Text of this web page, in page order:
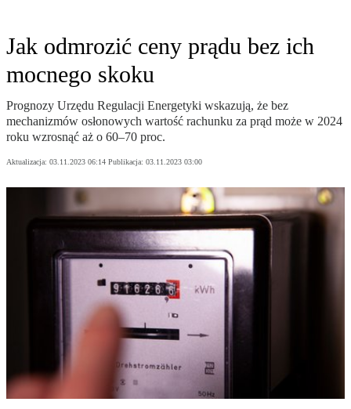
Jak odmrozić ceny prądu bez ich
mocnego skoku
Prognozy Urzędu Regulacji Energetyki wskazują, że bez
mechanizmów osłonowych wartość rachunku za prąd może w 2024
roku wzrosnąć aż o 60–70 proc.
Aktualizacja: 03.11.2023 06:14 Publikacja: 03.11.2023 03:00